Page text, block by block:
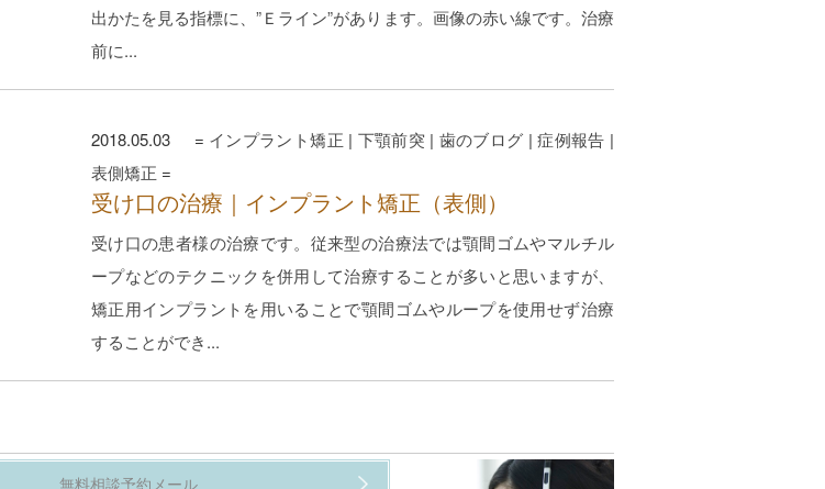
出かたを見る指標に、”Ｅライン”があります。画像の赤い線です。治療
前に...
2018.05.03 = インプラント矯正 | 下顎前突| 歯のブログ |症例報告 |
表側矯正 =
受け口の治療｜インプラント矯正（表側）
受け口の患者様の治療です。従来型の治療法では顎間ゴムやマルチル
ープなどのテクニックを併用して治療することが多いと思いますが、
矯正用インプラントを用いることで顎間ゴムやループを使用せず治療
することができ...
無料相談予約メール